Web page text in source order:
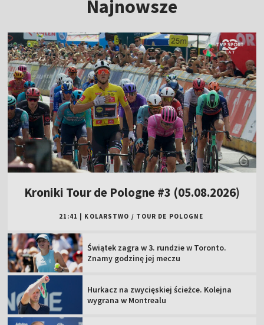
Najnowsze
Kroniki Tour de Pologne #3 (05.08.2026)
21:41 KOLARSTWO / TOUR DE POLOGNE
Świątek zagra w 3. rundzie w Toronto.
Znamy godzinę jej meczu
Hurkacz na zwycięskiej ścieżce. Kolejna
wygrana w Montrealu